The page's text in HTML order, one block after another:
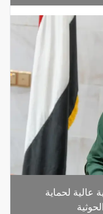
عالية لحماية